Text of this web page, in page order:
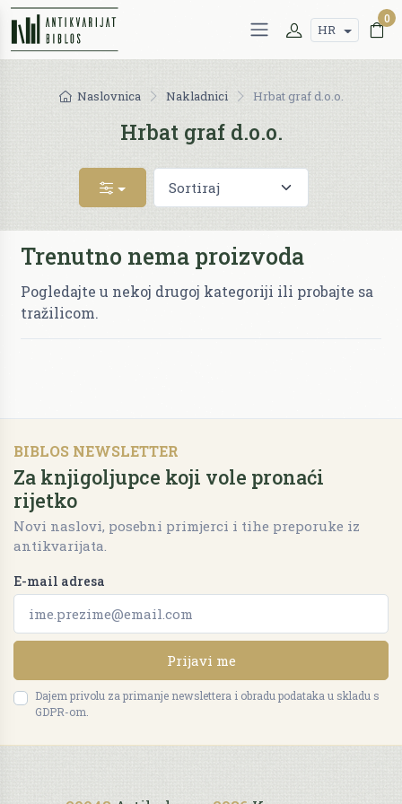
HR
0
Naslovnica Nakladnici Hrbat graf d.o.o.
Hrbat graf d.o.o.
Trenutno nema proizvoda
Pogledajte u nekoj drugoj kategoriji ili probajte sa
tražilicom.
BIBLOS NEWSLETTER
Za knjigoljupce koji vole pronaći
rijetko
Novi naslovi, posebni primjerci i tihe preporuke iz
antikvarijata.
E-mail adresa
Prijavi me
Dajem privolu za primanje newslettera i obradu podataka u skladu s
GDPR-om.